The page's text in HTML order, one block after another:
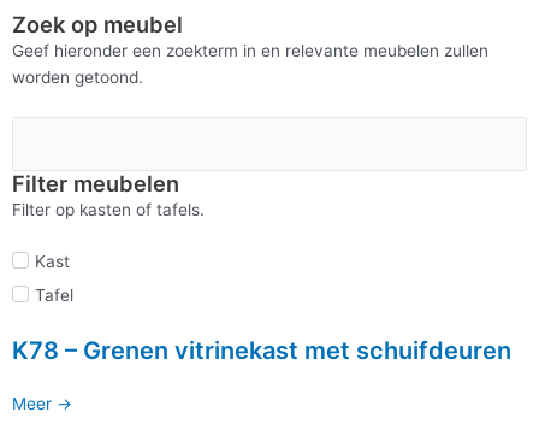
Zoek op meubel
Geef hieronder een zoekterm in en relevante meubelen zullen
worden getoond.
Filter meubelen
Filter op kasten of tafels.
Kast
Tafel
K78 – Grenen vitrinekast met schuifdeuren
Meer ->